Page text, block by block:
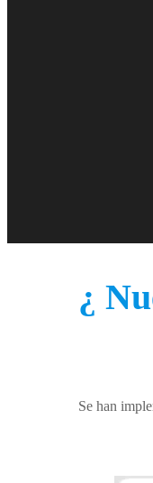
¿
Se han